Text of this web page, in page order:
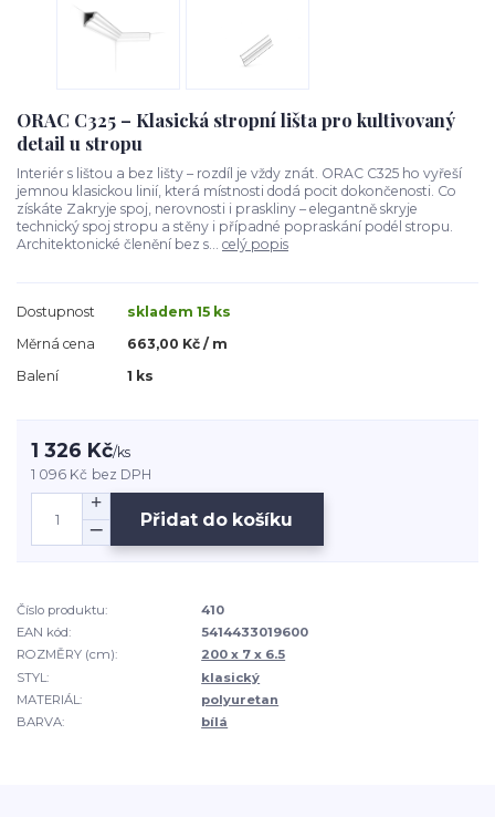
ORAC C325 – Klasická stropní lišta pro kultivovaný
detail u stropu
Interiér s lištou a bez lišty – rozdíl je vždy znát. ORAC C325 ho vyřeší
jemnou klasickou linií, která místnosti dodá pocit dokončenosti. Co
získáte Zakryje spoj, nerovnosti i praskliny – elegantně skryje
technický spoj stropu a stěny i případné popraskání podél stropu.
Architektonické členění bez s... celý popis
Dostupnost
skladem 15 ks
Měrná cena
663,00 Kč / m
Balení
1 ks
1 326 Kč/ks
1 096 Kč bez DPH
Přidat do košíku
Číslo produktu:
410
EAN kód:
5414433019600
ROZMĚRY (cm):
200 x 7 x 6.5
STYL:
klasický
MATERIÁL:
polyuretan
BARVA:
bílá